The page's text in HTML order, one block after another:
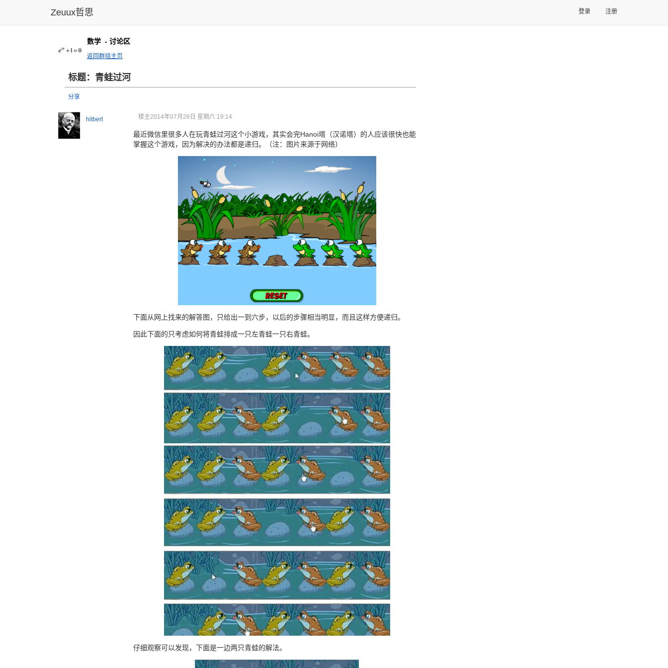
Zeuux哲思 登录 注册
数学 - 讨论区
返回群组主页
标题：青蛙过河
分享
hilbert 楼主2014年07月26日 星期六 19:14
最近微信里很多人在玩青蛙过河这个小游戏，其实会完Hanoi塔（汉诺塔）的人应该很快也能
掌握这个游戏，因为解决的办法都是递归。（注：图片来源于网络）
下面从网上找来的解答图，只给出一到六步，以后的步骤相当明显，而且这样方便递归。
因此下面的只考虑如何将青蛙排成一只左青蛙一只右青蛙。
仔细观察可以发现，下面是一边两只青蛙的解法。